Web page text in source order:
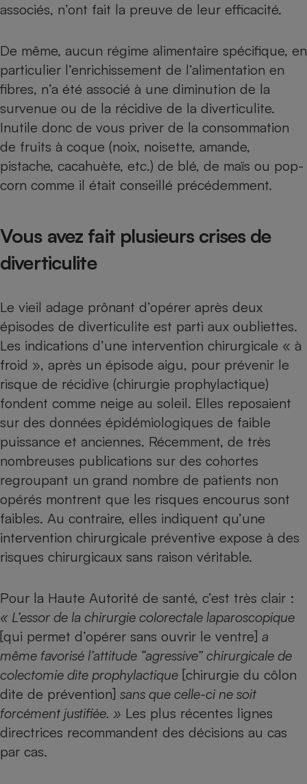
associés, n’ont fait la preuve de leur efficacité.
De même, aucun régime alimentaire spécifique, en
particulier l’enrichissement de l’alimentation en
fibres, n’a été associé à une diminution de la
survenue ou de la récidive de la diverticulite.
Inutile donc de vous priver de la consommation
de fruits à coque (noix, noisette, amande,
pistache, cacahuète, etc.) de blé, de maïs ou pop-
corn comme il était conseillé précédemment.
Vous avez fait plusieurs crises de
diverticulite
Le vieil adage prônant d’opérer après deux
épisodes de diverticulite est parti aux oubliettes.
Les indications d’une intervention chirurgicale « à
froid », après un épisode aigu, pour prévenir le
risque de récidive (chirurgie prophylactique)
fondent comme neige au soleil. Elles reposaient
sur des données épidémiologiques de faible
puissance et anciennes. Récemment, de très
nombreuses publications sur des cohortes
regroupant un grand nombre de patients non
opérés montrent que les risques encourus sont
faibles. Au contraire, elles indiquent qu’une
intervention chirurgicale préventive expose à des
risques chirurgicaux sans raison véritable.
Pour la Haute Autorité de santé, c’est très clair :
« L’essor de la chirurgie colorectale laparoscopique
[qui permet d’opérer sans ouvrir le ventre] a
même favorisé l’attitude “agressive” chirurgicale de
colectomie dite prophylactique [chirurgie du côlon
dite de prévention] sans que celle-ci ne soit
forcément justifiée. » Les plus récentes lignes
directrices recommandent des décisions au cas
par cas.